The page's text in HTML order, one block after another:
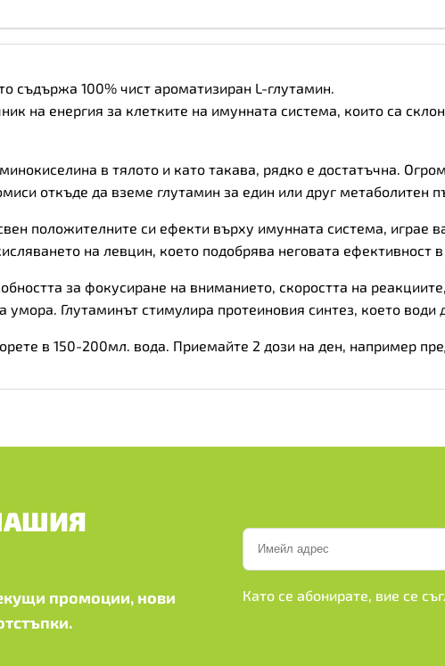
съдържа 100% чист ароматизиран L-глутамин.
на енергия за клетките на имунната система, които са
в тялото и като такава, рядко е достатъчна.
откъде да вземе глутамин за един или друг метаболитен
положителните си ефекти върху имунната система, играе
на левцин, което подобрява неговата ефективност
за фокусиране на вниманието, скоростта на
Глутаминът стимулира протеиновия синтез, което води
в 150-200мл. вода. Приемайте 2 дози на ден, например
промоции, нови
Като се абонирате, вие се